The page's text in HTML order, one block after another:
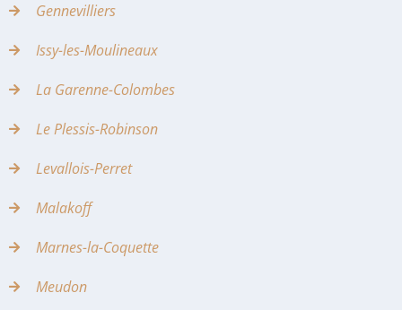
Gennevilliers
Issy-les-Moulineaux
La Garenne-Colombes
Le Plessis-Robinson
Levallois-Perret
Malakoff
Marnes-la-Coquette
Meudon